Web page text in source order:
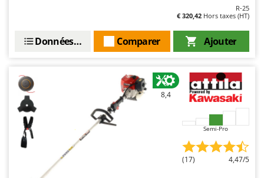
R-25
€ 320,42 Hors taxes (HT)
Ajouter
Comparer
Données techniques
8,4
Semi-Pro
(17) 4,47/5